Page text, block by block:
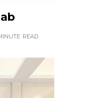
READ